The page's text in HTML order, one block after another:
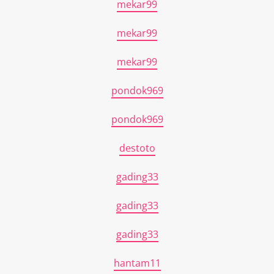
mekar99
mekar99
mekar99
pondok969
pondok969
destoto
gading33
gading33
gading33
hantam11